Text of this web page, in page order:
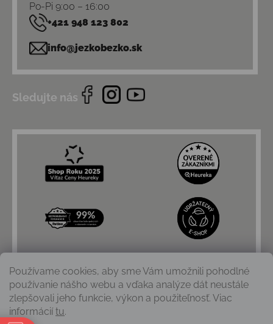
Používame cookies, aby sme Vám umožnili pohodlné
používanie nášho webu a vďaka analýze dát neustále
zlepšovali jeho funkcie, výkon a použiteľnosť. Viac
informácií tu.
Po-Pi 9:00 – 16:00
+421 948 123 802
info@jezkobezko.sk
Sledujte nás